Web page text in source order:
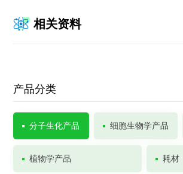
相关资料
产品分类
分子生化产品 细胞生物学产品
植物学产品 耗材